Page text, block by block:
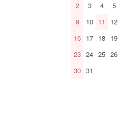
2
3 4 5
9
10 11 12
16 17 18 19
23 24 25 26
30 31